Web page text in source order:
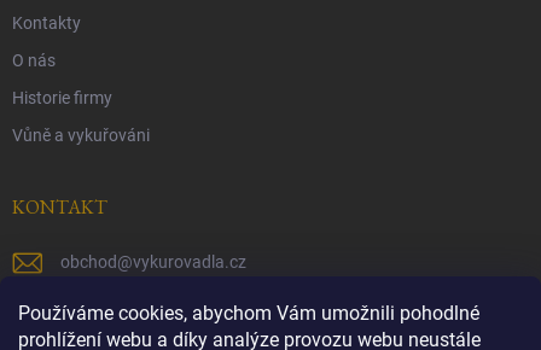
Používáme cookies, abychom Vám umožnili pohodlné
prohlížení webu a díky analýze provozu webu neustále
Kontakty
O nás
Historie firmy
Vůně a vykuřováni
KONTAKT
obchod@vykurovadla.cz
+420 603 149 699